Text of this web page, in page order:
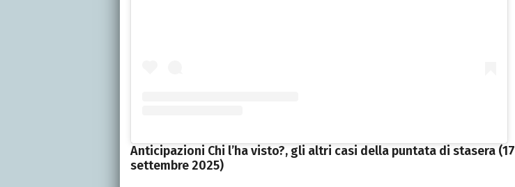
Anticipazioni Chi l’ha visto?, gli altri casi della puntata di stasera (17
settembre 2025)